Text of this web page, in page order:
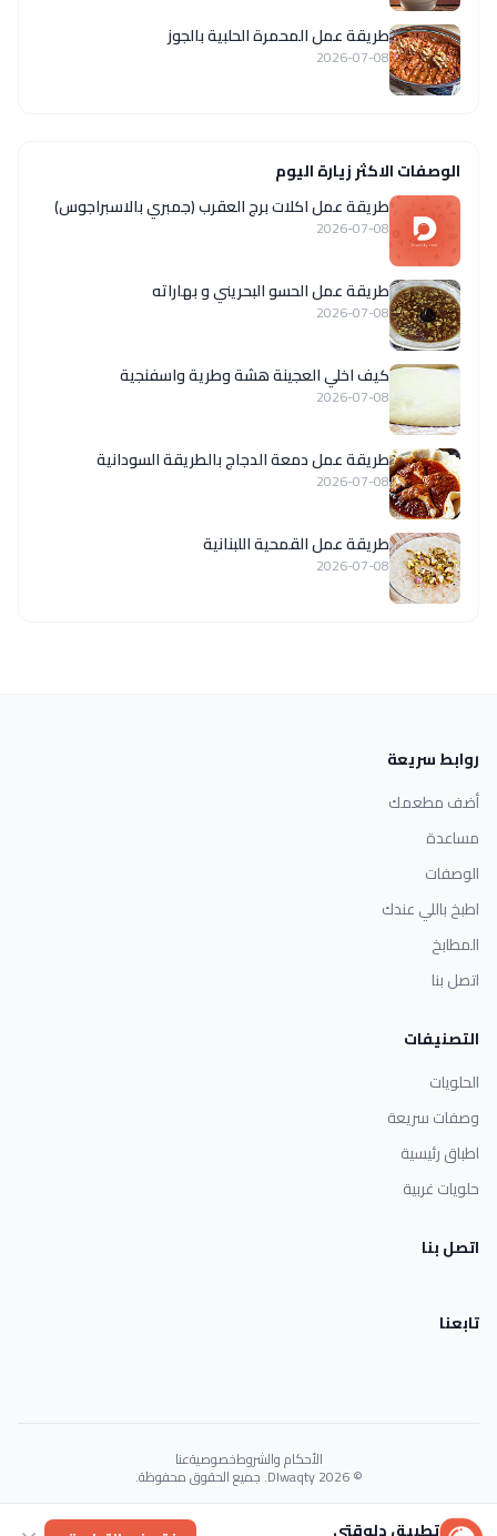
طريقة عمل المحمرة الحلبية بالجوز
2026-07-08
الوصفات الاكثر زيارة اليوم
طريقة عمل اكلات برج العقرب (جمبري بالاسبراجوس)
2026-07-08
طريقة عمل الحسو البحريني و بهاراته
2026-07-08
كيف اخلي العجينة هشة وطرية واسفنجية
2026-07-08
طريقة عمل دمعة الدجاج بالطريقة السودانية
2026-07-08
طريقة عمل القمحية اللبنانية
2026-07-08
روابط سريعة
أضف مطعمك
مساعدة
الوصفات
اطبخ باللي عندك
المطابخ
اتصل بنا
التصنيفات
الحلويات
وصفات سريعة
اطباق رئيسية
حلويات غربية
اتصل بنا
تابعنا
الأحكام والشروطخصوصيةعنا
© 2026 Dlwaqty. جميع الحقوق محفوظة.
Powered byGAIT